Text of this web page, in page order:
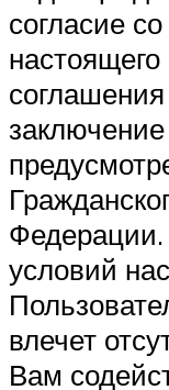
согласие
настоящего
условий
влечет
Вам